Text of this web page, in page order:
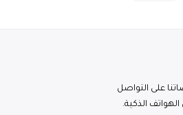
على التواصل
الذكية.